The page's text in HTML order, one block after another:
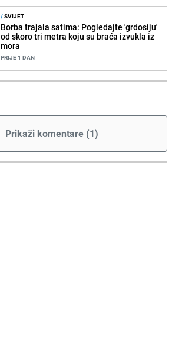
/SVIJET
Borba trajala satima: Pogledajte 'grdosiju'
od skoro tri metra koju su braća izvukla iz
mora
PRIJE 1 DAN
Prikaži komentare (1)